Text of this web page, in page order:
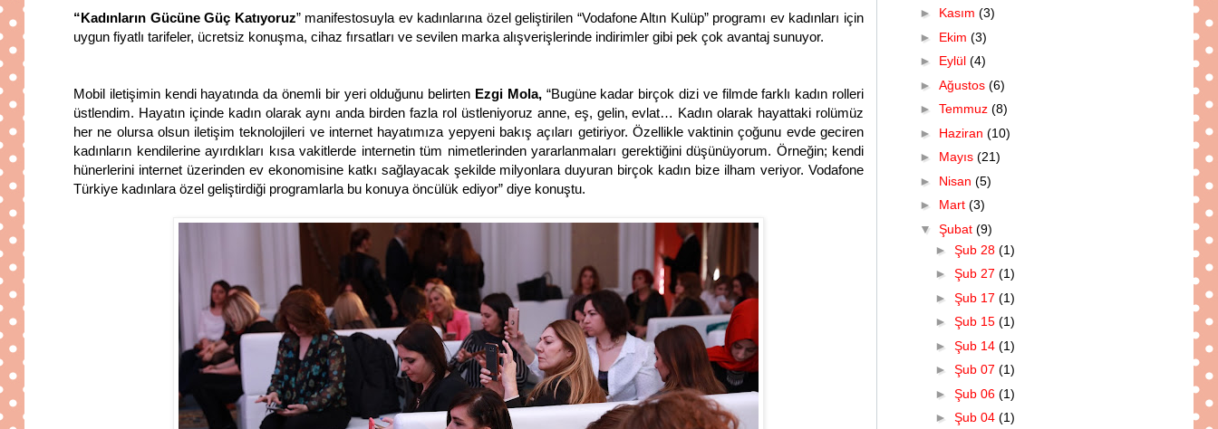
“Kadınların Gücüne Güç Katıyoruz” manifestosuyla ev kadınlarına özel geliştirilen “Vodafone Altın Kulüp” programı ev kadınları için
uygun fiyatlı tarifeler, ücretsiz konuşma, cihaz fırsatları ve sevilen marka alışverişlerinde indirimler gibi pek çok avantaj sunuyor.
Mobil iletişimin kendi hayatında da önemli bir yeri olduğunu belirten Ezgi Mola,“Bugüne kadar birçok dizi ve filmde farklı kadın rolleri
üstlendim. Hayatın içinde kadın olarak aynı anda birden fazla rol üstleniyoruz anne, eş, gelin, evlat… Kadın olarak hayattaki rolümüz
her ne olursa olsun iletişim teknolojileri ve internet hayatımıza yepyeni bakış açıları getiriyor. Özellikle vaktinin çoğunu evde geciren
kadınların kendilerine ayırdıkları kısa vakitlerde internetin tüm nimetlerinden yararlanmaları gerektiğini düşünüyorum. Örneğin; kendi
hünerlerini internet üzerinden ev ekonomisine katkı sağlayacak şekilde milyonlara duyuran birçok kadın bize ilham veriyor. Vodafone
Türkiye kadınlara özel geliştirdiği programlarla bu konuya öncülük ediyor” diye konuştu.
► Kasım (3)
► Ekim (3)
► Eylül (4)
► Ağustos (6)
► Temmuz (8)
► Haziran (10)
► Mayıs (21)
► Nisan (5)
► Mart (3)
▼ Şubat (9)
► Şub 28 (1)
► Şub 27 (1)
► Şub 17 (1)
► Şub 15 (1)
► Şub 14 (1)
► Şub 07 (1)
► Şub 06 (1)
► Şub 04 (1)